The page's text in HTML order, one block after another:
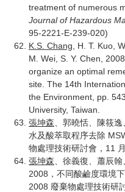
treatment of numerous
Journal of Hazardous
95-2221-E-239-020)
K.S. Chang , H. T. Kuo,
M. Wei, S. Y. Chen,
organize an optimal
site. The 14th
the Environment, pp.
University, Taiwan.
張坤森 、郭曉恬、陳筱
水及酸萃取程序去除
物處理技術研討會，11
張坤森 、徐義復、蕭辰
2008，不同酸鹼度環境
2008 廢棄物處理技術研